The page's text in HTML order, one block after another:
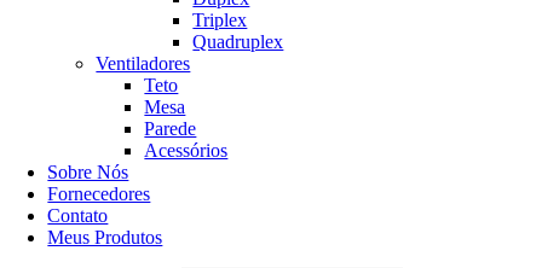
Triplex
Quadruplex
Ventiladores
Teto
Mesa
Parede
Acessórios
Sobre Nós
Fornecedores
Contato
Meus Produtos